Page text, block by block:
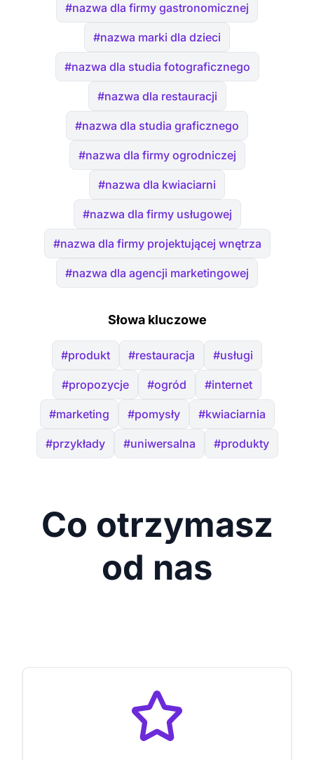
#nazwa dla firmy gastronomicznej
#nazwa marki dla dzieci
#nazwa dla studia fotograficznego
#nazwa dla restauracji
#nazwa dla studia graficznego
#nazwa dla firmy ogrodniczej
#nazwa dla kwiaciarni
#nazwa dla firmy usługowej
#nazwa dla firmy projektującej wnętrza
#nazwa dla agencji marketingowej
Słowa kluczowe
#produkt #restauracja #usługi
#propozycje #ogród #internet
#marketing #pomysły #kwiaciarnia
#przykłady #uniwersalna #produkty
Co otrzymasz
od nas